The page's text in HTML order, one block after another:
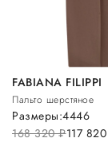
FABIANA FILIPPI
Пальто шерстяное
168 320руб.117 820
Размеры:4446